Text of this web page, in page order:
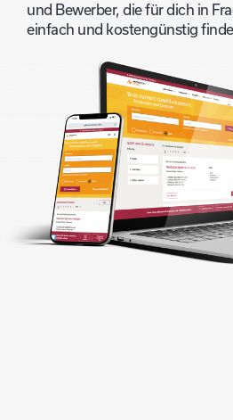
und Bewerber, die für dich in
einfach und kostengünstig